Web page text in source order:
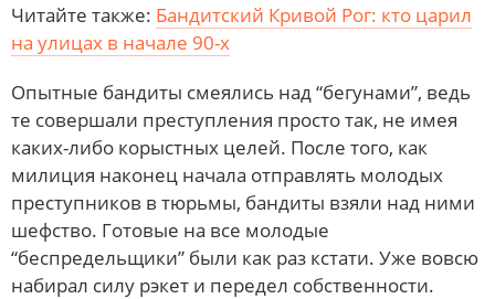
Читайте также: Бандитский Кривой Рог: кто царил
на улицах в начале 90-х
Опытные бандиты смеялись над “бегунами”, ведь
те совершали преступления просто так, не имея
каких-либо корыстных целей. После того, как
милиция наконец начала отправлять молодых
преступников в тюрьмы, бандиты взяли над ними
шефство. Готовые на все молодые
“беспредельщики” были как раз кстати. Уже вовсю
набирал силу рэкет и передел собственности.